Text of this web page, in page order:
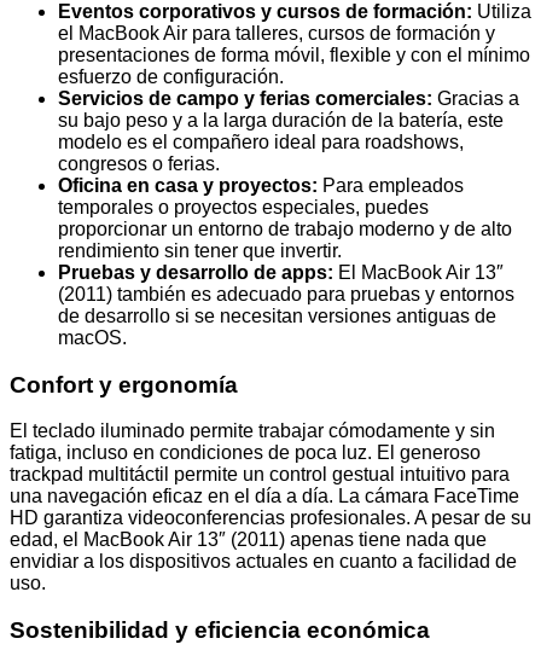
Eventos corporativos y cursos de formación: Utiliza
el MacBook Air para talleres, cursos de formación y
presentaciones de forma móvil, flexible y con el mínimo
esfuerzo de configuración.
Servicios de campo y ferias comerciales: Gracias a
su bajo peso y a la larga duración de la batería, este
modelo es el compañero ideal para roadshows,
congresos o ferias.
Oficina en casa y proyectos: Para empleados
temporales o proyectos especiales, puedes
proporcionar un entorno de trabajo moderno y de alto
rendimiento sin tener que invertir.
Pruebas y desarrollo de apps: El MacBook Air 13″
(2011) también es adecuado para pruebas y entornos
de desarrollo si se necesitan versiones antiguas de
macOS.
Confort y ergonomía
El teclado iluminado permite trabajar cómodamente y sin
fatiga, incluso en condiciones de poca luz. El generoso
trackpad multitáctil permite un control gestual intuitivo para
una navegación eficaz en el día a día. La cámara FaceTime
HD garantiza videoconferencias profesionales. A pesar de su
edad, el MacBook Air 13″ (2011) apenas tiene nada que
envidiar a los dispositivos actuales en cuanto a facilidad de
uso.
Sostenibilidad y eficiencia económica